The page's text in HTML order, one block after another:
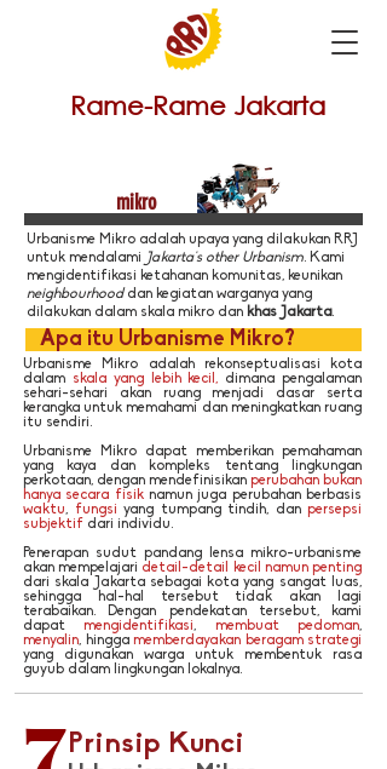
Rame-Rame Jakarta
mikro
Urbanisme Mikro adalah upaya yang dilakukan RRJ
untuk mendalami Jakarta's other Urbanism. Kami
mengidentifikasi ketahanan komunitas, keunikan
neighbourhooddan kegiatan warganya yang
dilakukan dalam skala mikro dan khas Jakarta.
Apa itu Urbanisme Mikro?
Urbanisme Mikro adalah rekonseptualisasi kota
dalam skala yang lebih kecil, dimana pengalaman
sehari-sehari akan ruang menjadi dasar serta
kerangka untuk memahami dan meningkatkan ruang
itu sendiri.
Urbanisme Mikro dapat memberikan pemahaman
yang kaya dan kompleks tentang lingkungan
perkotaan, dengan mendefinisikan perubahan bukan
hanya secara fisiknamun juga perubahan berbasis
waktu, fungsi yang tumpang tindih, dan persepsi
subjektif dari individu.
Penerapan sudut pandang lensa mikro-urbanisme
akan mempelajari detail-detail kecil namun penting
dari skala Jakarta sebagai kota yang sangat luas,
sehingga hal-hal tersebut tidak akan lagi
terabaikan. Dengan pendekatan tersebut, kami
dapatmengidentifikasi, membuat pedoman,
menyalin, hingga memberdayakan beragam strategi
yang digunakan warga untuk membentuk rasa
guyub dalam lingkungan lokalnya.
7Prinsip Kunci